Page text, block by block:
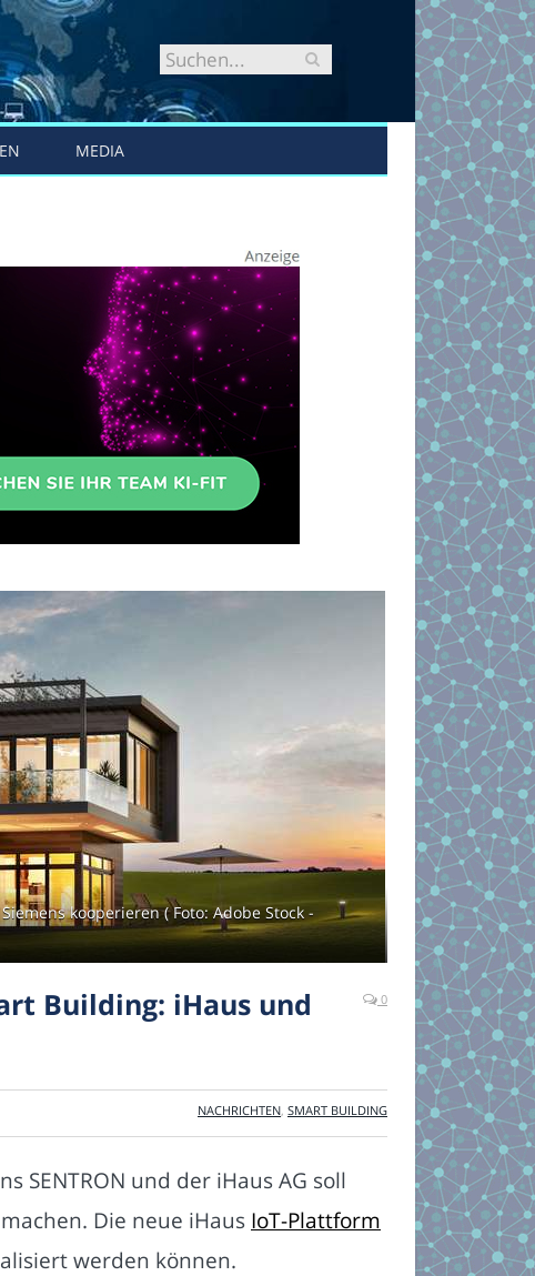
MEDIA
kooperieren ( Foto: Adobe Stock -
Building: iHaus und
0
NACHRICHTEN, SMART BUILDING
SENTRON und der iHaus AG soll
Die neue iHaus IoT-Plattform
werden können.